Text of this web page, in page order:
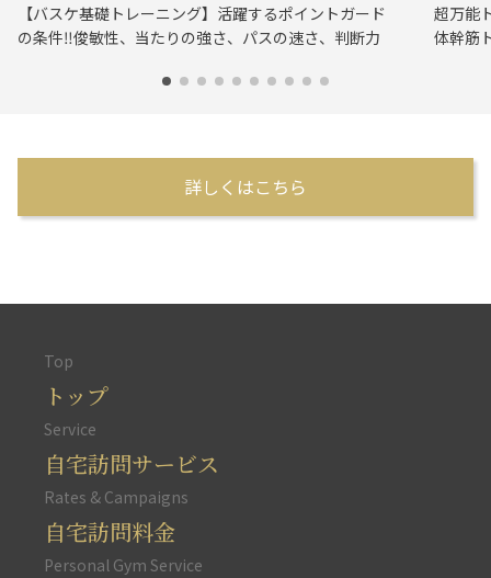
【バスケ基礎トレーニング】活躍するポイントガード
の条件‼︎俊敏性、当たりの強さ、パスの速さ、判断力
超万能
体幹筋
詳しくはこちら
Top
トップ
Service
自宅訪問サービス
Rates & Campaigns
自宅訪問料金
Personal Gym Service